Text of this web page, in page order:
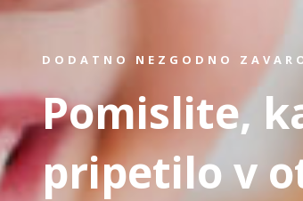
DODATNO NEZGODNO
Pomislite,
pripetilo v